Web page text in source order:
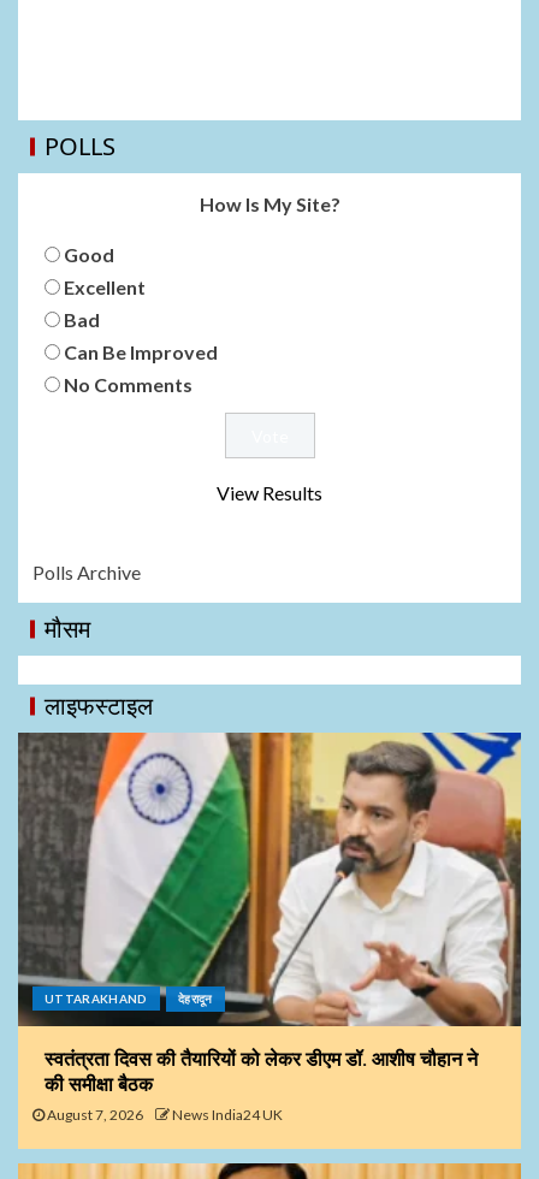
POLLS
How Is My Site?
Good
Excellent
Bad
Can Be Improved
No Comments
View Results
Polls Archive
मौसम
लाइफस्टाइल
UTTARAKHAND देहरादून
स्वतंत्रता दिवस की तैयारियों को लेकर डीएम डॉ. आशीष चौहान ने
की समीक्षा बैठक
August 7, 2026 News India24 UK